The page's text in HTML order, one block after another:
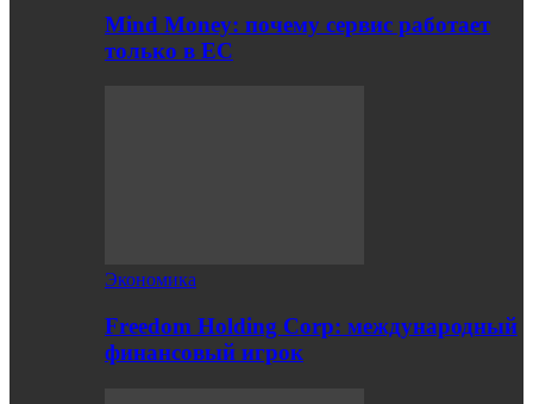
Mind Money: почему сервис работает
только в ЕС
Экономика
Freedom Holding Corp: международный
финансовый игрок